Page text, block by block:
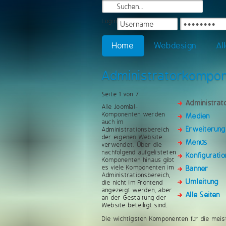
Login
Home Webdesign
Medien
Menüs
Banner
Umleitung
Alle Seiten
Seite 1 von 7
Alle Joomla!-
Komponenten werden
auch im
Administrationsbereich
der eigenen Website
verwendet. Über die
nachfolgend aufgelisteten
Komponenten hinaus gibt
es viele Komponenten im
Administrationsbereich,
die nicht im Frontend
angezeigt werden, aber
an der Gestaltung der
Website beteiligt sind.
Die wichtigsten Komponenten für die